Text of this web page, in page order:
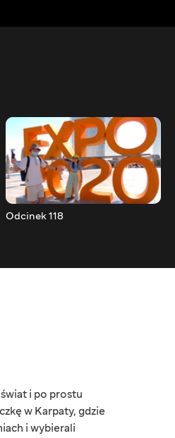
Odcinek 118
i po prostu
w Karpaty, gdzie
i wybierali